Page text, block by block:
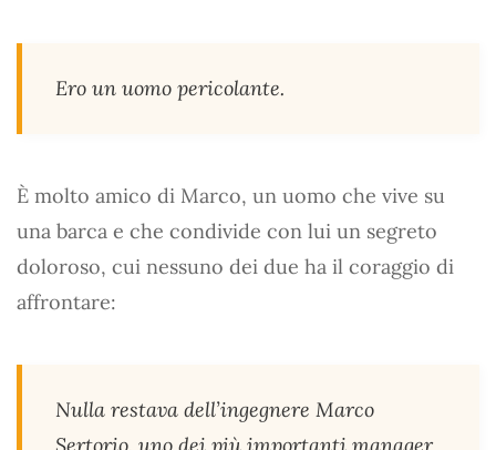
Ero un uomo pericolante.
È molto amico di Marco, un uomo che vive su
una barca e che condivide con lui un segreto
doloroso, cui nessuno dei due ha il coraggio di
affrontare:
Nulla restava dell’ingegnere Marco